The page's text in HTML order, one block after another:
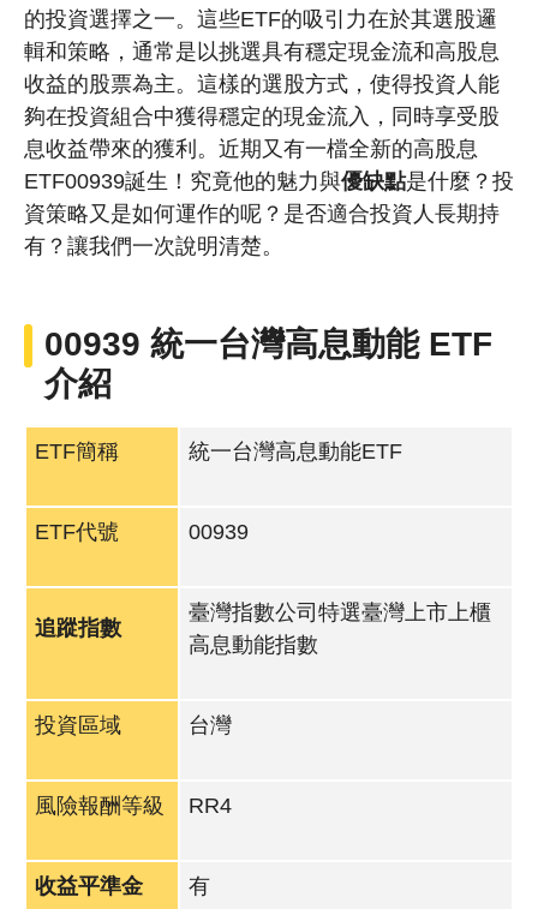
的投資選擇之一。這些ETF的吸引力在於其選股邏
輯和策略，通常是以挑選具有穩定現金流和高股息
收益的股票為主。這樣的選股方式，使得投資人能
夠在投資組合中獲得穩定的現金流入，同時享受股
息收益帶來的獲利。近期又有一檔全新的高股息
ETF00939誕生！究竟他的魅力與優缺點是什麼？投
資策略又是如何運作的呢？是否適合投資人長期持
有？讓我們一次說明清楚。
00939 統一台灣高息動能 ETF
介紹
ETF簡稱 統一台灣高息動能ETF
ETF代號 00939
追蹤指數
臺灣指數公司特選臺灣上市上櫃
高息動能指數
投資區域 台灣
風險報酬等級 RR4
收益平準金 有